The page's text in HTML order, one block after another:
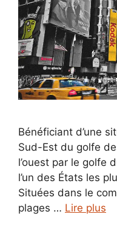
Bénéficiant d’une
Sud-Est du golfe
l’ouest par le golfe
l’un des États les
Situées dans le
plages … Lire plus